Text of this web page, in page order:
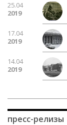
25.04
2019
17.04
2019
14.04
2019
пресс-релизы